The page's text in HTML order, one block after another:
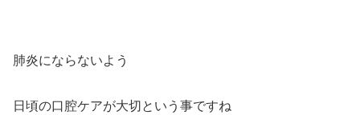
肺炎にならないよう
日頃の口腔ケアが大切という事ですね